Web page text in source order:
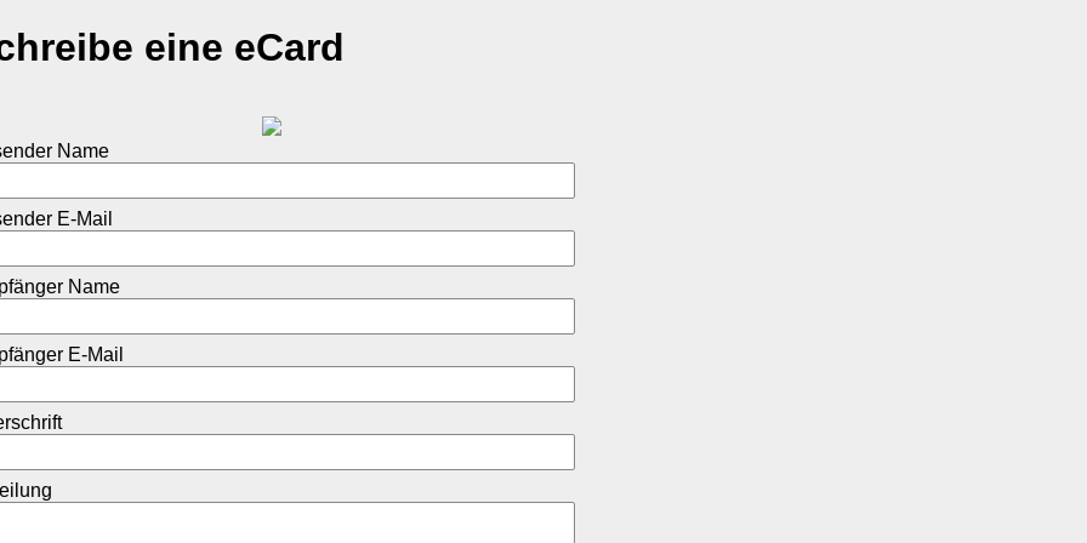
eine eCard
Name
E-Mail
Name
E-Mail